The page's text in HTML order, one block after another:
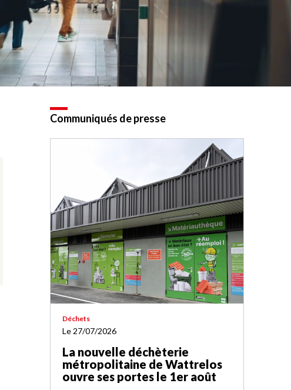
Communiqués de presse
Déchets
Le 27/07/2026
La nouvelle déchèterie
métropolitaine de Wattrelos
ouvre ses portes le 1er août